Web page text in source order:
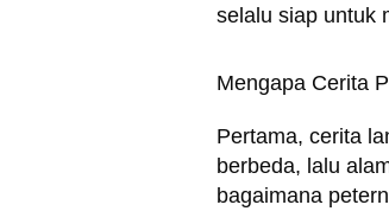
selalu siap untuk
Mengapa Cerita
Pertama, cerita
berbeda, lalu
bagaimana